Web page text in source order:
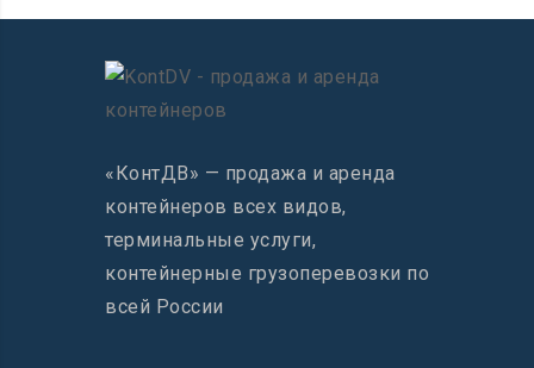
«КонтДВ» — продажа и аренда
контейнеров всех видов,
терминальные услуги,
контейнерные грузоперевозки по
всей России